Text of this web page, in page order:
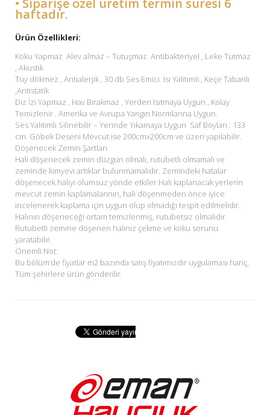
• Siparişe özel üretim termin süresi 6
haftadır.
Ürün Özellikleri:
Koku Yapmaz Alev almaz – Tutuşmaz Antibakteriyel , Leke Tutmaz
, Akustik
Tüy dökmez , Antialerjik , 30 db Ses Emici Isı Yalıtımlı , Keçe Tabanlı
,Antistatik
Diz İzi Yapmaz , Hav Bırakmaz , Yerden Isıtmaya Uygun , Kolay
Temizlenir . Amerika ve Avrupa Yangın Normlarına Uygun.
Ses Yalıtımlı Silinebilir – Yerinde Yıkamaya Uygun Saf Boyları : 133
cm. Göbek Deseni Mevcut ise 200cmx200cm ve üzeri yapılabilir.
Döşenecek Zemin Şartları
Halı döşenecek zemin düzgün olmalı, rutubetli olmamalı ve
zeminde kimyevi artıklar bulunmamalıdır. Zemindeki hatalar
döşenecek halıyı olumsuz yönde etkiler.Halı kaplanacak yerlerin
mevcut zemin kaplamalarının, halı döşenmeden önce iyice
incelenerek kaplama için uygun olup olmadığı tespit edilmelidir.
Halının döşeneceği ortam temizlenmiş, rutubetsiz olmalıdır.
Rutubetli zemine döşenen halınız çekme ve koku sorunu
yaratabilir.
Önemli Not:
Bu bölüm’de fiyatlar m2 bazında satış fiyatımızdır uygulaması hariç,
Tüm şehirlere ürün gönderilir.